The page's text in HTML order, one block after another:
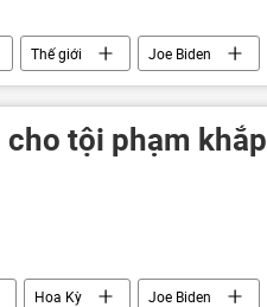
Thế giới Joe Biden
tội phạm khắp
Hoa Kỳ Joe Biden